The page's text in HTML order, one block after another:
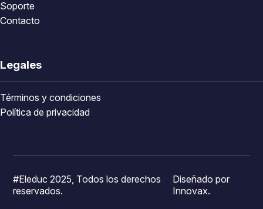
Soporte
Contacto
Legales
Términos y condiciones
Política de privacidad
#Eleduc 2025, Todos los derechos
reservados.
Diseñado por
Innovax.